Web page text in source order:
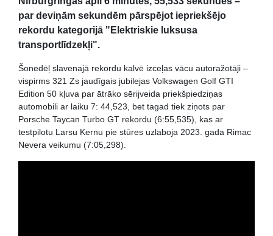
par deviņām sekundēm pārspējot iepriekšējo
rekordu kategorijā "Elektriskie luksusa
transportlīdzekļi".
Šonedēļ slavenajā rekordu kalvē izceļas vācu autoražotāji –
vispirms 321 Zs jaudīgais jubilejas Volkswagen Golf GTI
Edition 50 kļuva par ātrāko sērijveida priekšpiedziņas
automobili ar laiku 7: 44,523, bet tagad tiek ziņots par
Porsche Taycan Turbo GT rekordu (6:55,535), kas ar
testpilotu Larsu Kernu pie stūres uzlaboja 2023. gada Rimac
Nevera veikumu (7:05,298).